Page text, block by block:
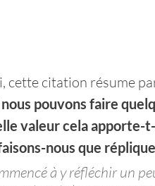
cette citation résume
pouvons faire
valeur cela apporte-
nous que
à y réfléchir un